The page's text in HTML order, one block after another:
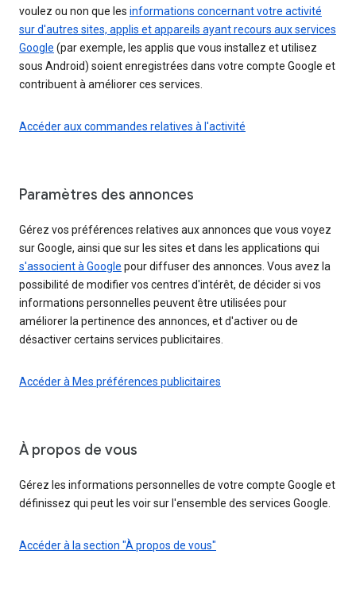
voulez ou non que les informations concernant votre activité
sur d'autres sites, applis et appareils ayant recours aux services
Google (par exemple, les applis que vous installez et utilisez
sous Android) soient enregistrées dans votre compte Google et
contribuent à améliorer ces services.
Accéder aux commandes relatives à l'activité
Paramètres des annonces
Gérez vos préférences relatives aux annonces que vous voyez
sur Google, ainsi que sur les sites et dans les applications qui
s'associent à Google pour diffuser des annonces. Vous avez la
possibilité de modifier vos centres d'intérêt, de décider si vos
informations personnelles peuvent être utilisées pour
améliorer la pertinence des annonces, et d'activer ou de
désactiver certains services publicitaires.
Accéder à Mes préférences publicitaires
À propos de vous
Gérez les informations personnelles de votre compte Google et
définissez qui peut les voir sur l'ensemble des services Google.
Accéder à la section "À propos de vous"